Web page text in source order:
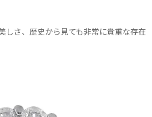
しさ、歴史から見ても非常に貴重な存在